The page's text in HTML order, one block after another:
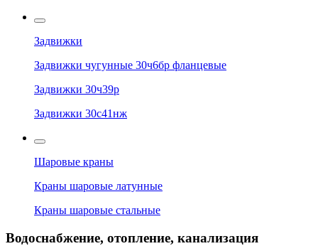
Задвижки
Задвижки чугунные 30ч6бр фланцевые
Задвижки 30ч39р
Задвижки 30с41нж
Шаровые краны
Краны шаровые латунные
Краны шаровые стальные
Водоснабжение, отопление, канализация